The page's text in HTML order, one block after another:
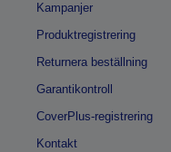
Kampanjer
Produktregistrering
Returnera beställning
Garantikontroll
CoverPlus-registrering
Kontakt